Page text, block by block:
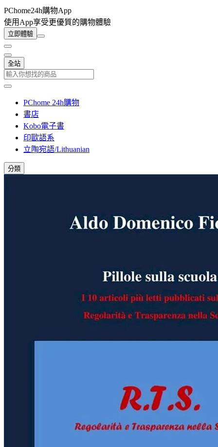
PChome24h購物App
使用App享受更優質的購物體驗
立即體驗
全站
PChome 24h購物
書店
Kobo電子書
印歐語系
立陶宛語/Lithuanian
分類